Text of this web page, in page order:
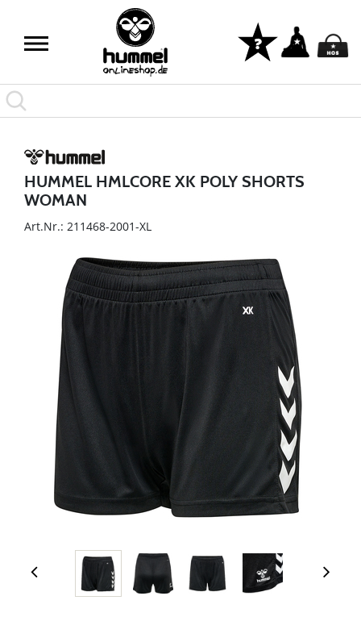
HUMMEL HMLCORE XK POLY SHORTS
WOMAN
Art.Nr.: 211468-2001-XL